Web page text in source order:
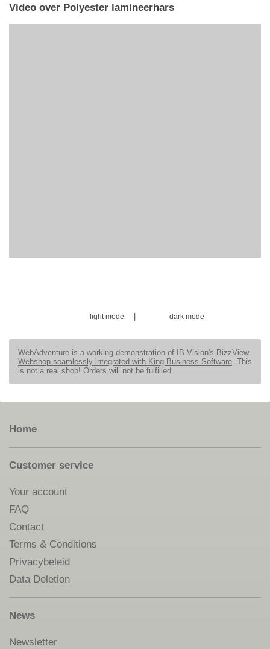
Video over Polyester lamineerhars
light mode dark mode
WebAdventure is a working demonstration of IB-Vision's BizzView
Webshop seamlessly integrated with King Business Software. This
is not a real shop! Orders will not be fulfilled.
Home
Customer service
Your account
FAQ
Contact
Terms & Conditions
Privacybeleid
Data Deletion
News
Newsletter